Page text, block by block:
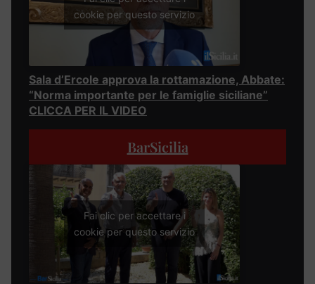
cookie per questo servizio
Sala d’Ercole approva la rottamazione, Abbate:
“Norma importante per le famiglie siciliane”
CLICCA PER IL VIDEO
BarSicilia
Fai clic per accettare i
cookie per questo servizio